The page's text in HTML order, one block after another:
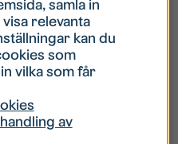
konto är låst?
mitt lösenord?
Gästanvändare?
samla in
relevanta
kan du
som
vilka som får
av